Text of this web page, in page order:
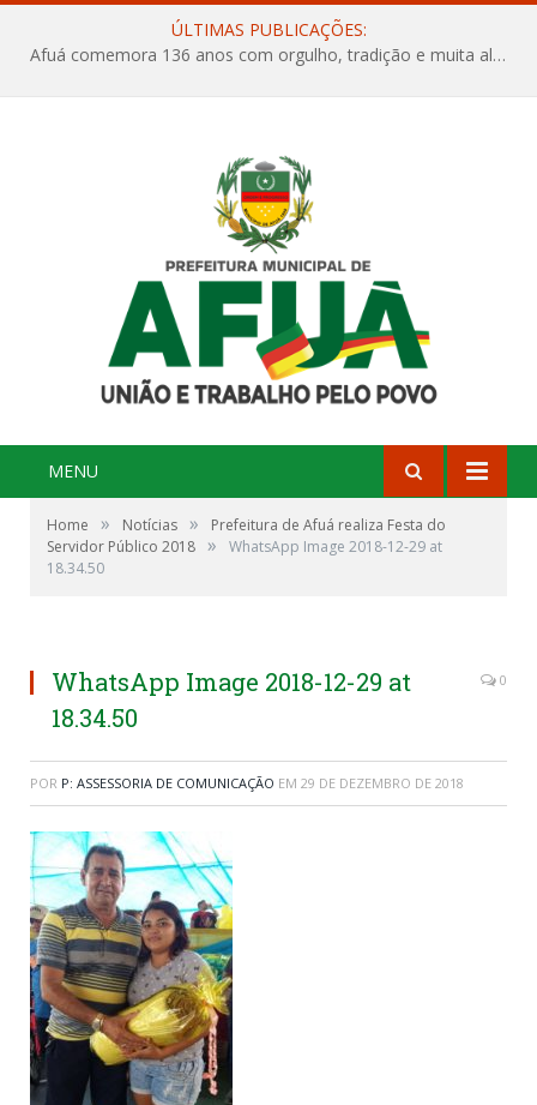
ÚLTIMAS PUBLICAÇÕES:
Afuá comemora 136 anos com orgulho, tradição e muita alegria na Quadra Dr. Nelson Salomão
MENU
Home » Notícias »
Prefeitura de Afuá realiza Festa do
Servidor Público 2018 »
WhatsApp Image 2018-12-29 at
18.34.50
WhatsApp Image 2018-12-29 at
18.34.50
0
POR P: ASSESSORIA DE COMUNICAÇÃO EM 29 DE DEZEMBRO DE 2018